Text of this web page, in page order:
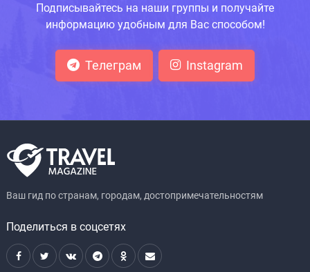
Подписывайтесь на наши группы и получайте
информацию удобным для Вас способом!
Телеграм Instagram
Ваш гид по странам, городам, достопримечательностям
Поделиться в соцсетях